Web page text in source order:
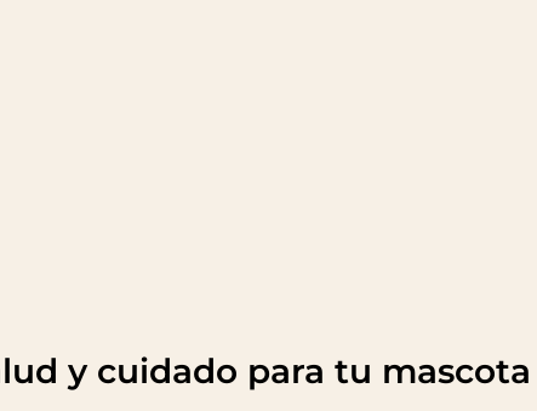
y cuidado para tu mascota